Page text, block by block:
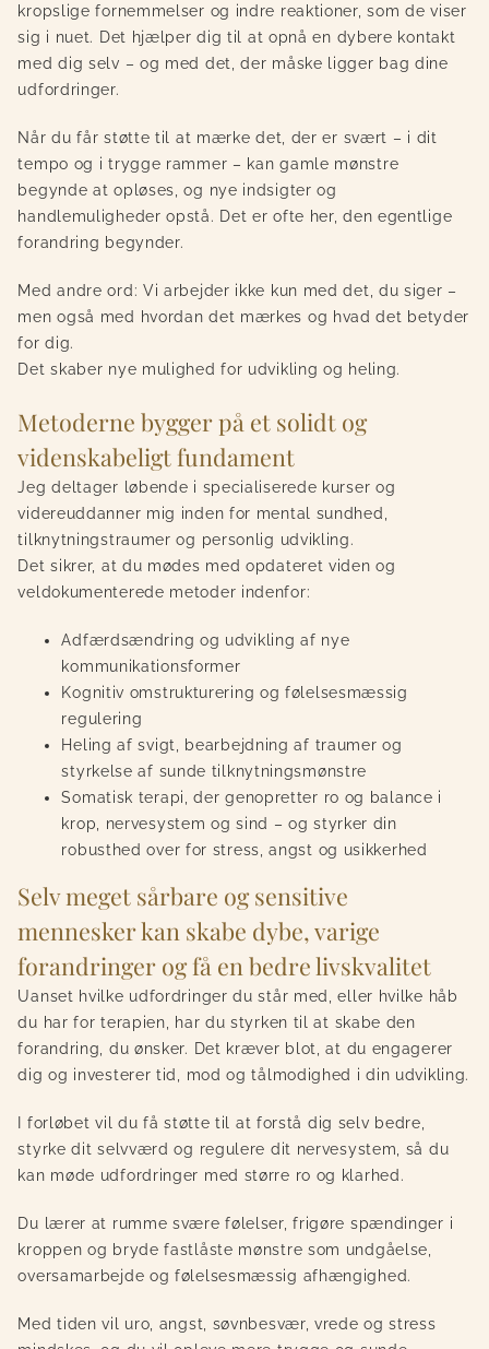
kropslige fornemmelser og indre reaktioner, som de viser
sig i nuet. Det hjælper dig til at opnå en dybere kontakt
med dig selv – og med det, der måske ligger bag dine
udfordringer.
Når du får støtte til at mærke det, der er svært – i dit
tempo og i trygge rammer – kan gamle mønstre
begynde at opløses, og nye indsigter og
handlemuligheder opstå. Det er ofte her, den egentlige
forandring begynder.
Med andre ord: Vi arbejder ikke kun med det, du siger –
men også med hvordan det mærkes og hvad det betyder
for dig.
Det skaber nye mulighed for udvikling og heling.
Metoderne bygger på et solidt og
videnskabeligt fundament
Jeg deltager løbende i specialiserede kurser og
videreuddanner mig inden for mental sundhed,
tilknytningstraumer og personlig udvikling.
Det sikrer, at du mødes med opdateret viden og
veldokumenterede metoder indenfor:
Adfærdsændring og udvikling af nye
kommunikationsformer
Kognitiv omstrukturering og følelsesmæssig
regulering
Heling af svigt, bearbejdning af traumer og
styrkelse af sunde tilknytningsmønstre
Somatisk terapi, der genopretter ro og balance i
krop, nervesystem og sind – og styrker din
robusthed over for stress, angst og usikkerhed
Selv meget sårbare og sensitive
mennesker kan skabe dybe, varige
forandringer og få en bedre livskvalitet
Uanset hvilke udfordringer du står med, eller hvilke håb
du har for terapien, har du styrken til at skabe den
forandring, du ønsker. Det kræver blot, at du engagerer
dig og investerer tid, mod og tålmodighed i din udvikling.
I forløbet vil du få støtte til at forstå dig selv bedre,
styrke dit selvværd og regulere dit nervesystem, så du
kan møde udfordringer med større ro og klarhed.
Du lærer at rumme svære følelser, frigøre spændinger i
kroppen og bryde fastlåste mønstre som undgåelse,
oversamarbejde og følelsesmæssig afhængighed.
Med tiden vil uro, angst, søvnbesvær, vrede og stress